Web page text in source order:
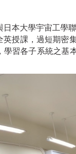
本大學宇宙工學
英授課，過短期密
學習各子系統之基